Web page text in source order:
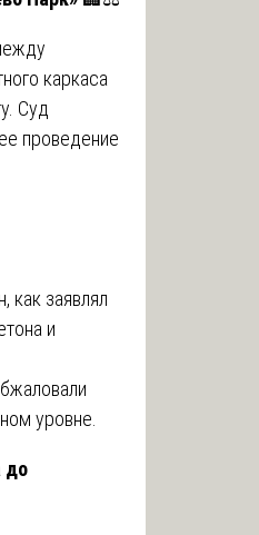
каркаса
Суд
проведение
как заявлял
и
уровне.
до